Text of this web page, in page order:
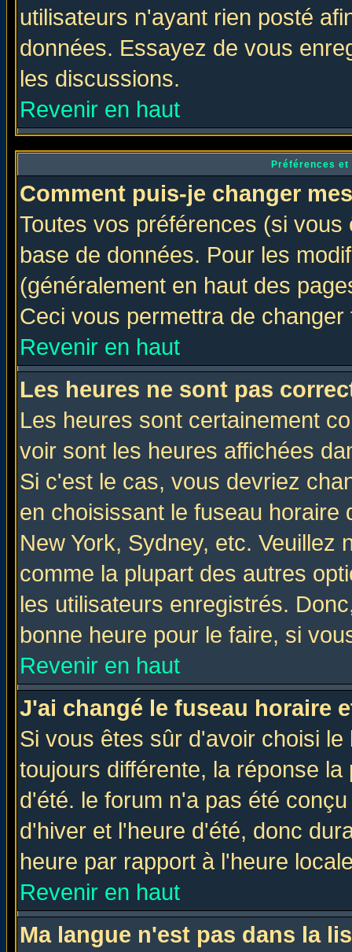
utilisateurs n'ayant rien posté
données. Essayez de vous
les discussions.
Revenir en haut
Préférences
Comment puis-je changer
Toutes vos préférences (si
base de données. Pour les
(généralement en haut des
Ceci vous permettra de
Revenir en haut
Les heures ne sont pas
Les heures sont certainement
voir sont les heures affichées
Si c'est le cas, vous devriez
en choisissant le fuseau
New York, Sydney, etc. Veuillez
comme la plupart des autres
les utilisateurs enregistrés.
bonne heure pour le faire, si
Revenir en haut
J'ai changé le fuseau horaire
Si vous êtes sûr d'avoir choisi
toujours différente, la réponse
d'été. le forum n'a pas été
d'hiver et l'heure d'été, donc
heure par rapport à l'heure
Revenir en haut
Ma langue n'est pas dans la